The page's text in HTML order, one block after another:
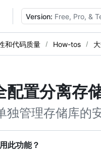
Version: Free, Pro, &
和代码质量 How-tos
配置分离存
独管理存储库的
此功能？